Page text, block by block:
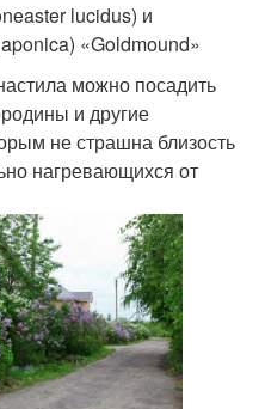
lucidus) и
«Goldmound»
можно посадить
и другие
не страшна близость
нагревающихся от